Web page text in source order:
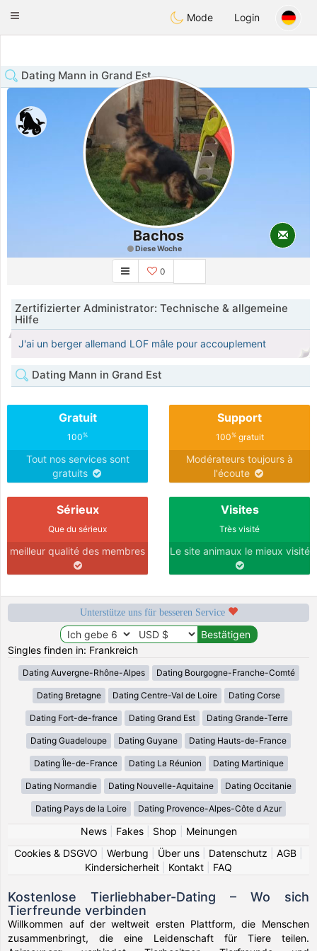
Animour
Toggle
Mode Login
Dating Mann in Grand Est
Bachos
Diese Woche
0
Zertifizierter Administrator: Technische & allgemeine
Hilfe
J'ai un berger allemand LOF mâle pour accouplement
Dating Mann in Grand Est
Gratuit
100%
Tout nos services sont
gratuits
Support
100%gratuit
Modérateurs toujours à
l'écoute
Sérieux
Que du sérieux
meilleur qualité des membres
Visites
Très visité
Le site animaux le mieux visité
Unterstütze uns für besseren Service
Singles finden in: Frankreich
Dating Auvergne-Rhône-Alpes Dating Bourgogne-Franche-Comté
Dating Bretagne Dating Centre-Val de Loire Dating Corse
Dating Fort-de-france Dating Grand Est Dating Grande-Terre
Dating Guadeloupe Dating Guyane Dating Hauts-de-France
Dating Île-de-France Dating La Réunion Dating Martinique
Dating Normandie Dating Nouvelle-Aquitaine Dating Occitanie
Dating Pays de la Loire Dating Provence-Alpes-Côte d Azur
News| Fakes| Shop
Meinungen
Cookies & DSGVO
Werbung Über uns Datenschutz AGB
Kindersicherheit
Kontakt FAQ
Kostenlose Tierliebhaber-Dating – Wo sich
Tierfreunde verbinden
Willkommen auf der weltweit ersten Plattform, die Menschen
zusammenbringt, die eine Leidenschaft für Tiere teilen.